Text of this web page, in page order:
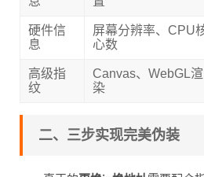
硬件信
息
屏幕分辨率、CPU
心数
高级指
纹
Canvas、WebGL渲
染
二、三步实现完美伪装